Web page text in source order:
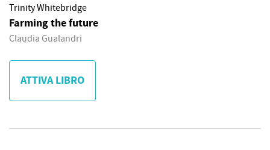
Trinity Whitebridge
Farming the future
Claudia Gualandri
ATTIVA LIBRO